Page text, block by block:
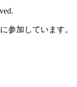
参加しています。